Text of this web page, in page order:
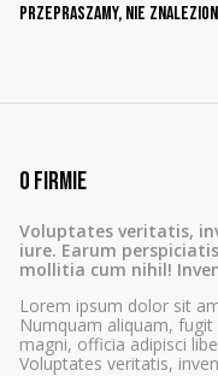
Przepraszamy, nie
O firmie
Voluptates veritatis,
iure. Earum
mollitia cum nihil!
Lorem ipsum dolor sit
Numquam aliquam,
magni, officia adipisci
Voluptates veritatis,